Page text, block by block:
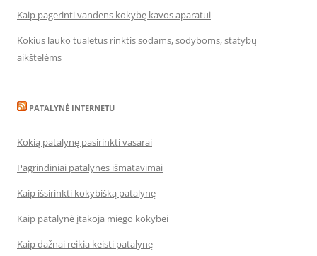
Kaip pagerinti vandens kokybę kavos aparatui
Kokius lauko tualetus rinktis sodams, sodyboms, statybų
aikštelėms
PATALYNĖ INTERNETU
Kokią patalynę pasirinkti vasarai
Pagrindiniai patalynės išmatavimai
Kaip išsirinkti kokybišką patalynę
Kaip patalynė įtakoja miego kokybei
Kaip dažnai reikia keisti patalynę